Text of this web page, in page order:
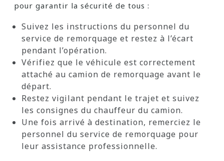
pour garantir la sécurité de tous :
Suivez les instructions du personnel du
service de remorquage et restez à l’écart
pendant l’opération.
Vérifiez que le véhicule est correctement
attaché au camion de remorquage avant le
départ.
Restez vigilant pendant le trajet et suivez
les consignes du chauffeur du camion.
Une fois arrivé à destination, remerciez le
personnel du service de remorquage pour
leur assistance professionnelle.